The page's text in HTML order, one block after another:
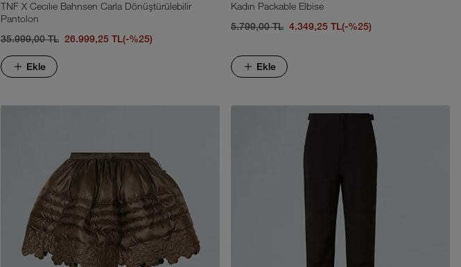
TNF X Cecılıe Bahnsen Carla Dönüştürülebilir
Pantolon
35.999,00 TL 26.999,25 TL(-%25)
Ekle
Kadın Packable Elbise
5.799,00 TL 4.349,25 TL(-%25)
Ekle